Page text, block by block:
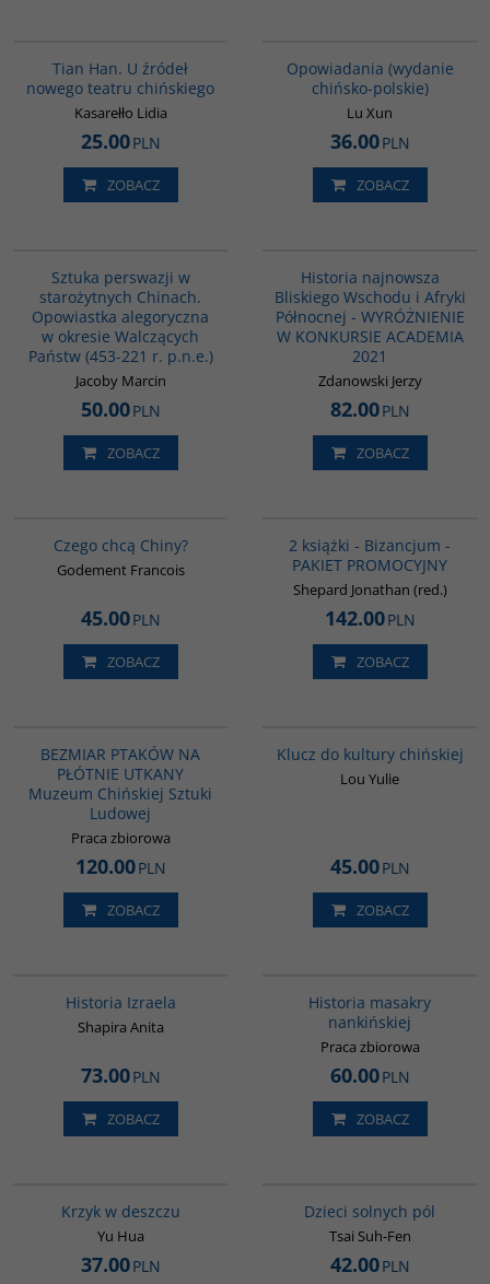
Tian Han. U źródeł
nowego teatru chińskiego
Kasarełło Lidia
25.00PLN
ZOBACZ
Opowiadania (wydanie
chińsko-polskie)
Lu Xun
36.00PLN
ZOBACZ
Sztuka perswazji w
starożytnych Chinach.
Opowiastka alegoryczna
w okresie Walczących
Państw (453-221 r. p.n.e.)
Jacoby Marcin
50.00PLN
ZOBACZ
Historia najnowsza
Bliskiego Wschodu i Afryki
Północnej - WYRÓŻNIENIE
W KONKURSIE ACADEMIA
2021
Zdanowski Jerzy
82.00PLN
ZOBACZ
Czego chcą Chiny?
Godement Francois
45.00PLN
ZOBACZ
2 książki - Bizancjum -
PAKIET PROMOCYJNY
Shepard Jonathan (red.)
142.00PLN
ZOBACZ
BEZMIAR PTAKÓW NA
PŁÓTNIE UTKANY
Muzeum Chińskiej Sztuki
Ludowej
Praca zbiorowa
120.00PLN
ZOBACZ
Klucz do kultury chińskiej
Lou Yulie
45.00PLN
ZOBACZ
Historia Izraela
Shapira Anita
73.00PLN
ZOBACZ
Historia masakry
nankińskiej
Praca zbiorowa
60.00PLN
ZOBACZ
Krzyk w deszczu
Yu Hua
37.00PLN
Dzieci solnych pól
Tsai Suh-Fen
42.00PLN